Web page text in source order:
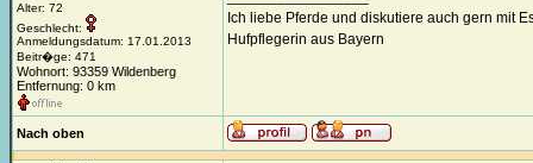
Alter: 72
Geschlecht:
Anmeldungsdatum: 17.01.2013
Beitr�ge: 471
Wohnort: 93359 Wildenberg
Entfernung: 0 km
Ich liebe Pferde und diskutiere auch gern mit
Hufpflegerin aus Bayern
Nach oben